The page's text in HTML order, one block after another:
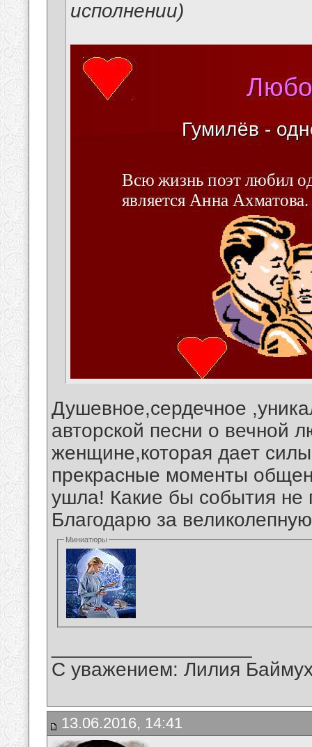
исполнении)
Душевное,сердечное
авторской песни о вечной
женщине,которая дает
прекрасные моменты
ушла! Какие бы события не
Благодарю за
Миниатюры
С уважением: Лилия
13.06.2016, 14:41